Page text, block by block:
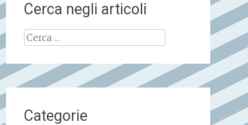
Cerca negli articoli
Ricerca
Categorie